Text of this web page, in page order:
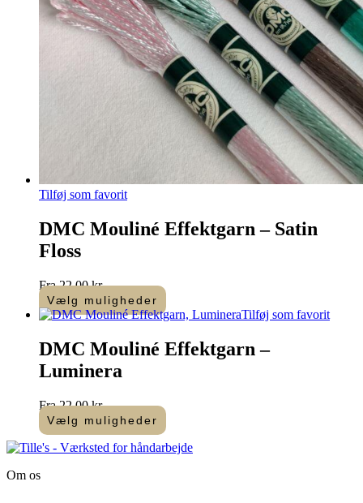
Tilføj som favorit
DMC Mouliné Effektgarn – Satin
Floss
Fra22,00kr.
Vælg muligheder
Dette
har
flere
varianter.
kan
vælges
på
varesiden
Tilføj som favorit
DMC Mouliné Effektgarn –
Luminera
Fra22,00kr.
Vælg muligheder
Dette
vare
flere
Om os